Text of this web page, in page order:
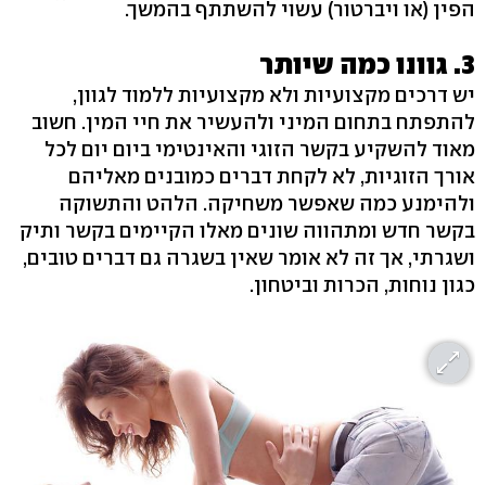
הפין (או ויברטור) עשוי להשתתף בהמשך.
3. גוונו כמה שיותר
יש דרכים מקצועיות ולא מקצועיות ללמוד לגוון,
להתפתח בתחום המיני ולהעשיר את חיי המין. חשוב
מאוד להשקיע בקשר הזוגי והאינטימי ביום יום לכל
אורך הזוגיות, לא לקחת דברים כמובנים מאליהם
ולהימנע כמה שאפשר משחיקה. הלהט והתשוקה
בקשר חדש ומתהווה שונים מאלו הקיימים בקשר ותיק
ושגרתי, אך זה לא אומר שאין בשגרה גם דברים טובים,
כגון נוחות, הכרות וביטחון.